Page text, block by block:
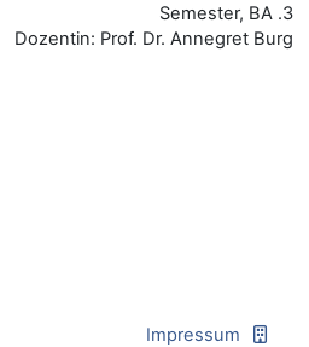
3. Semester, BA
Dozentin: Prof. Dr. Annegret Burg
Impressum